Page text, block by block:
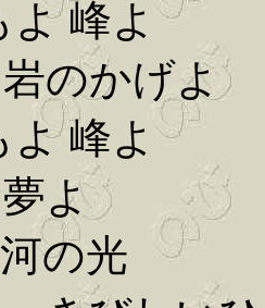
峰よ
のかげよ
峰よ
よ
の光